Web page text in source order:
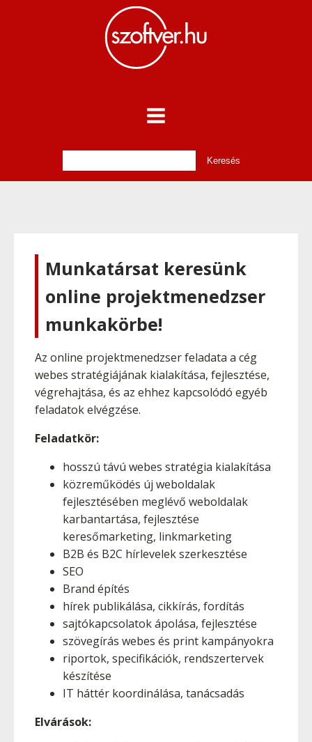
Munkatársat keresünk
online projektmenedzser
munkakörbe!
Az online projektmenedzser feladata a cég
webes stratégiájának kialakítása, fejlesztése,
végrehajtása, és az ehhez kapcsolódó egyéb
feladatok elvégzése.
Feladatkör:
hosszú távú webes stratégia kialakítása
közreműködés új weboldalak
fejlesztésében meglévő weboldalak
karbantartása, fejlesztése
keresőmarketing, linkmarketing
B2B és B2C hírlevelek szerkesztése
SEO
Brand építés
hírek publikálása, cikkírás, fordítás
sajtókapcsolatok ápolása, fejlesztése
szövegírás webes és print kampányokra
riportok, specifikációk, rendszertervek
készítése
IT háttér koordinálása, tanácsadás
Elvárások: